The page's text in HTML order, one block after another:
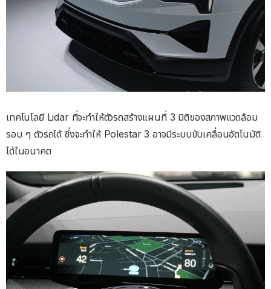
เทคโนโลยี Lidar ที่จะทำให้ตัวรถสร้างแผนที่ 3 มิติของสภาพแวดล้อม
รอบ ๆ ตัวรถได้ ซึ่งจะทำให้ Polestar 3 อาจมีระบบขับเคลื่อนอัตโนมัติ
ได้ในอนาคต